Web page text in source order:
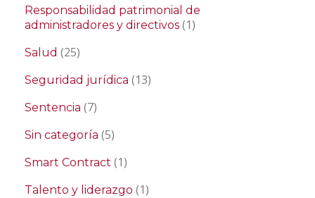
Responsabilidad patrimonial de
administradores y directivos (1)
Salud (25)
Seguridad jurídica (13)
Sentencia (7)
Sin categoría (5)
Smart Contract (1)
Talento y liderazgo (1)